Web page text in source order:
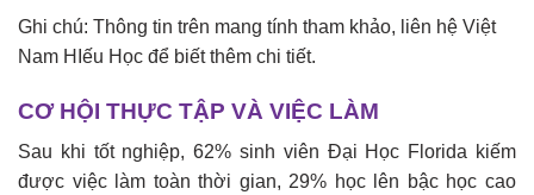
Ghi chú: Thông tin trên mang tính tham khảo, liên hệ Việt
Nam HIếu Học để biết thêm chi tiết.
CƠ HỘI THỰC TẬP VÀ VIỆC LÀM
Sau khi tốt nghiệp, 62% sinh viên Đại Học Florida kiếm
được việc làm toàn thời gian, 29% học lên bậc học cao